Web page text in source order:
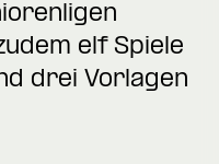
elf Spiele
drei Vorlagen